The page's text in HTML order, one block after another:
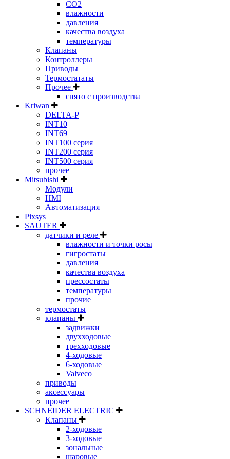
CO2
влажности
давления
качества воздуха
температуры
Клапаны
Контроллеры
Приводы
Термостататы
Прочее
снято с производства
Kriwan
DELTA-P
INT10
INT69
INT100 серия
INT200 серия
INT500 серия
прочее
Mitsubishi
Модули
HMI
Автоматизация
Pixsys
SAUTER
датчики и реле
влажности и точки росы
гигростаты
давления
качества воздуха
прессостаты
температуры
прочие
термостаты
клапаны
задвижки
двухходовые
трехходовые
4-ходовые
6-ходовые
Valveco
приводы
аксессуары
прочее
SCHNEIDER ELECTRIC
Клапаны
2-ходовые
3-ходовые
зональные
шаровые